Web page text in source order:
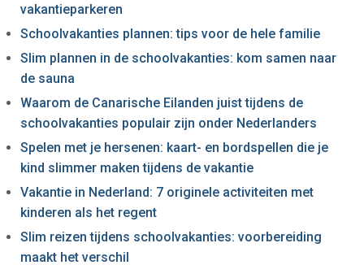
vakantieparkeren
Schoolvakanties plannen: tips voor de hele familie
Slim plannen in de schoolvakanties: kom samen naar
de sauna
Waarom de Canarische Eilanden juist tijdens de
schoolvakanties populair zijn onder Nederlanders
Spelen met je hersenen: kaart- en bordspellen die je
kind slimmer maken tijdens de vakantie
Vakantie in Nederland: 7 originele activiteiten met
kinderen als het regent
Slim reizen tijdens schoolvakanties: voorbereiding
maakt het verschil